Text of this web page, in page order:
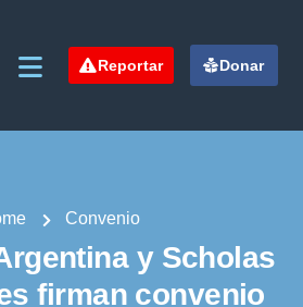
Reportar Donar
Convenio
y Scholas
firman convenio